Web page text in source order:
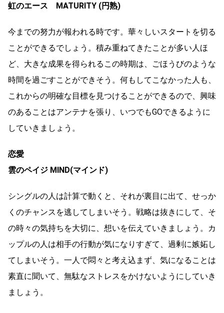
虹のエース MATURITY (円熟)
今までの努力が報われる時です。華々しいスタートを切る
ことができるでしょう。積み重ねてきたことが多い人ほ
ど、大きな成果を得られるこの時期は、ごほうびのような
時間を過ごすことができそう。何もしてこなかった人も、
これからの明確な目標を見つけることができるので、興味
のあることはアンテナを張り、いつでもGOできるように
していきましょう。
恋愛
雲のペイジ MIND(マインド)
シングルの人は計算で動くと、それが裏目に出て、せっか
くのチャンスを逃してしまいそう。戦略は抜きにして、そ
の時々の気持ちを大切に、想いを伝えていきましょう。カ
ップルの人は相手の行動が気になりすぎて、過剰に嫉妬し
てしまいそう。一人で悶々と考え込まず、気になることは
素直に聞いて、無駄なストレスをかけないようにしていき
ましょう。